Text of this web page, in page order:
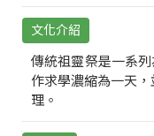
文化介紹
傳統祖靈祭是一系
作求學濃縮為一天，
理。